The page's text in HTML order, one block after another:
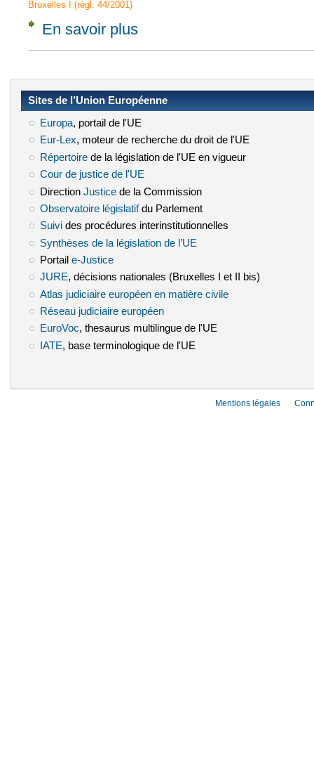
Bruxelles I (règl. 44/2001)
En savoir plus
Sites de l’Union Européenne
Europa(le lien est externe)
, portail de l'UE
Eur-Lex(le lien est externe)
, moteur de recherche du droit de l'UE
Répertoire(le lien est externe)
de la législation de l'UE en vigueur
Cour de justice de l'UE
Direction Justice(le lien est externe)
de la Commission
Observatoire législatif(le lien est externe)
du Parlement
Suivi(le lien est externe)
des procédures interinstitutionnelles
Synthèses de la législation de l’UE
Portail e-Justice(le lien est externe)
JURE(le lien est externe)
, décisions nationales (Bruxelles I et II bis)
Atlas judiciaire européen en matière civile(le lien est externe)
Réseau judiciaire européen(le lien est externe)
EuroVoc(le lien est externe)
, thesaurus multilingue de l'UE
IATE (le lien est externe)
, base terminologique de l'UE
Mentions légales